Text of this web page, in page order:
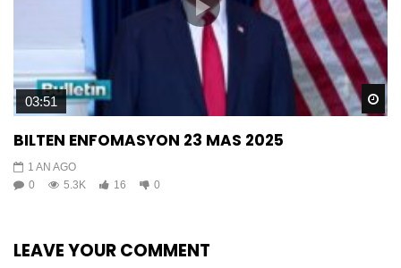
03:51
BILTEN ENFOMASYON 23 MAS 2025
1 AN AGO
0
5.3K 16 0
LEAVE YOUR COMMENT